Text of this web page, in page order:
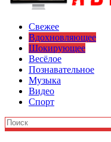
Свежее
Вдохновляющее
Шокирующее
Весёлое
Познавательное
Музыка
Видео
Спорт